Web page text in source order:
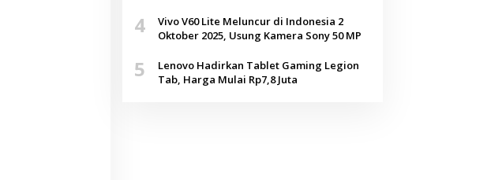
4
Vivo V60 Lite Meluncur di Indonesia 2
Oktober 2025, Usung Kamera Sony 50 MP
5
Lenovo Hadirkan Tablet Gaming Legion
Tab, Harga Mulai Rp7,8 Juta